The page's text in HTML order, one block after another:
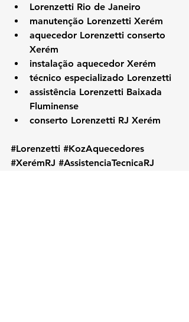
Lorenzetti Rio de Janeiro
manutenção Lorenzetti Xerém
aquecedor Lorenzetti conserto
Xerém
instalação aquecedor Xerém
técnico especializado Lorenzetti
assistência Lorenzetti Baixada
Fluminense
conserto Lorenzetti RJ Xerém
#Lorenzetti #KozAquecedores
#XerémRJ #AssistenciaTecnicaRJ